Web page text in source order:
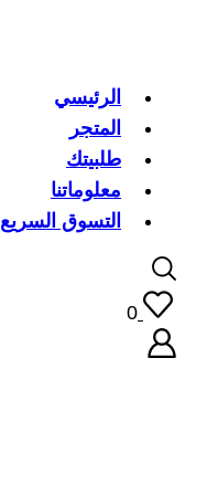
الرئيسي
المتجر
طلبيتك
معلوماتنا
التسوق السريع
0